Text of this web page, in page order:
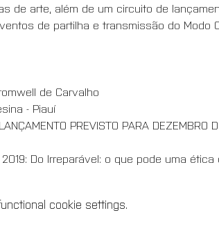
de arte, além de um circuito de
de partilha e transmissão do Modo
de Carvalho
- Piauí
PREVISTO PARA DEZEMBRO
Do Irreparável: o que pode uma
cookie settings.